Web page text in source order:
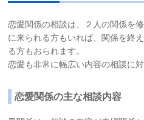
恋愛関係の相談は、２人の関係を
に来られる方もいれば、関係を終
る方もおられます。
恋愛も非常に幅広い内容の相談に対
恋愛関係の主な相談内容